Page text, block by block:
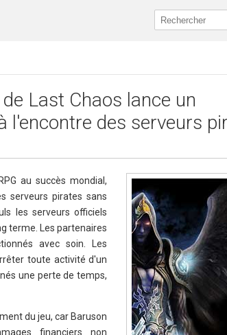
Last Chaos lance un
l'encontre des serveurs
au succès mondial,
serveurs pirates sans
les serveurs officiels
terme. Les partenaires
avec soin. Les
toute activité d'un
une perte de temps,
du jeu, car Baruson
financiers non